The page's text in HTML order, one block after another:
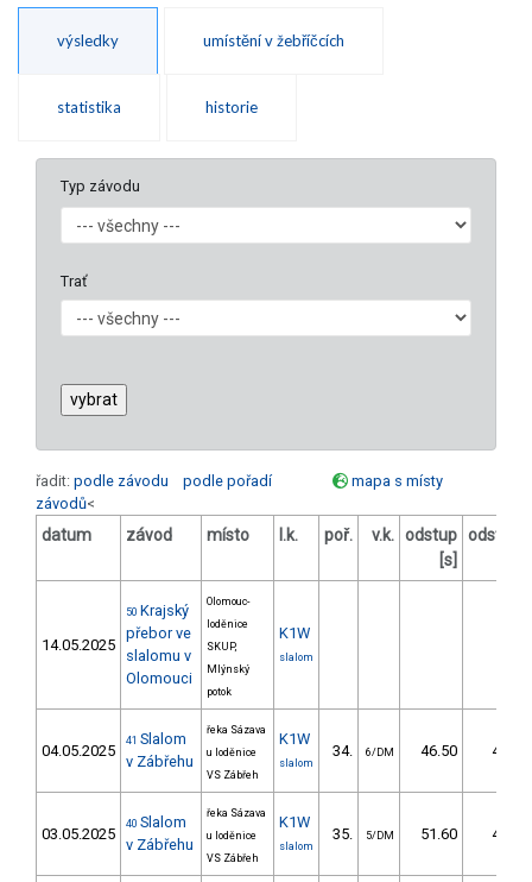
výsledky umístění v žebříčcích
statistika historie
Typ závodu
Trať
řadit: podle závodu podle pořadí
mapa s místy
závodů<
datum závod místo l.k. poř. v.k. odstup
[s]
odstup
14.05.2025
50 Krajský
přebor ve
slalomu v
Olomouci
Olomouc-
loděnice
SKUP,
Mlýnský
potok
K1W
slalom
04.05.2025
41 Slalom
v Zábřehu
řeka Sázava
u loděnice
VS Zábřeh
K1W
slalom
34. 6/DM 46.50 40,6
03.05.2025
40 Slalom
v Zábřehu
řeka Sázava
u loděnice
VS Zábřeh
K1W
slalom
35. 5/DM 51.60 46,6